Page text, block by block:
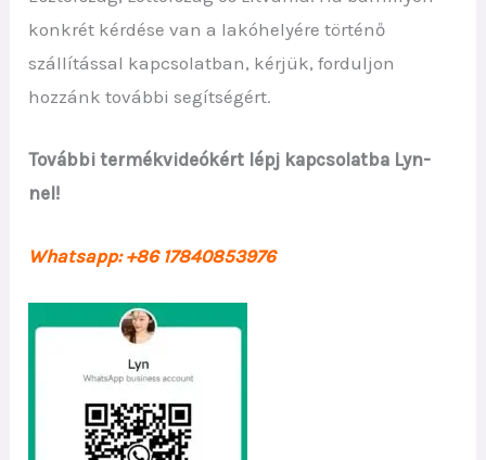
konkrét kérdése van a lakóhelyére történő
szállítással kapcsolatban, kérjük, forduljon
hozzánk további segítségért.
További termékvideókért lépj kapcsolatba Lyn-
nel!
Whatsapp: +86 17840853976